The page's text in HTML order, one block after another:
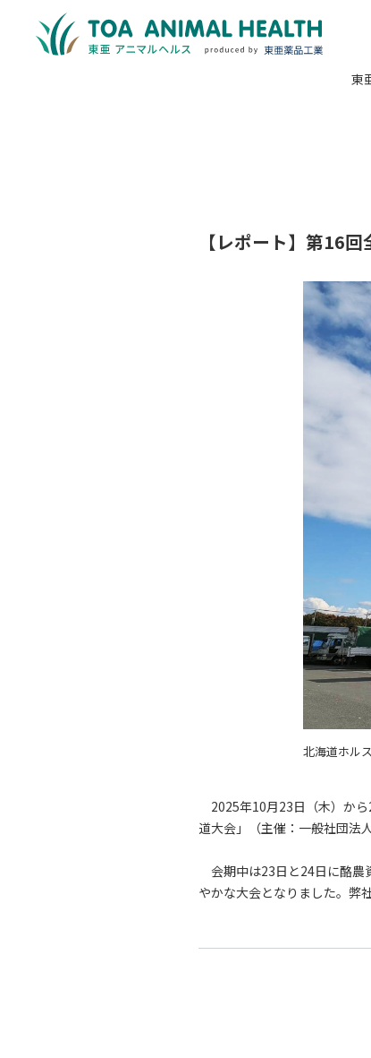
東
【レポート】第16
北海道ホル
2025年10月23日（木）から
道大会」（主催：一般社団法
会期中は23日と24日に酪農
やかな大会となりました。弊